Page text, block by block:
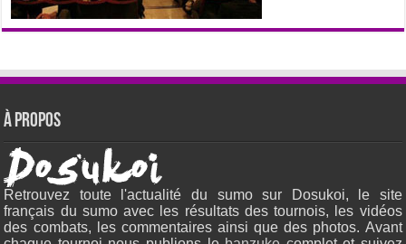
À propos
Retrouvez toute l'actualité du sumo sur Dosukoi, le site
français du sumo avec les résultats des tournois, les vidéos
des combats, les commentaires ainsi que des photos. Avant